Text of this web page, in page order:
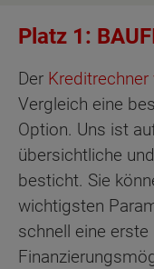
Platz 1:
Der
Vergleich eine
Option. Uns ist
übersichtliche
besticht. Sie
wichtigsten
schnell eine